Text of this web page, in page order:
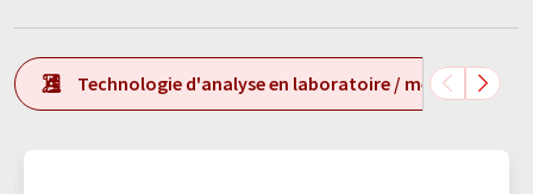
Technologie d'analyse en laboratoire / mesure en